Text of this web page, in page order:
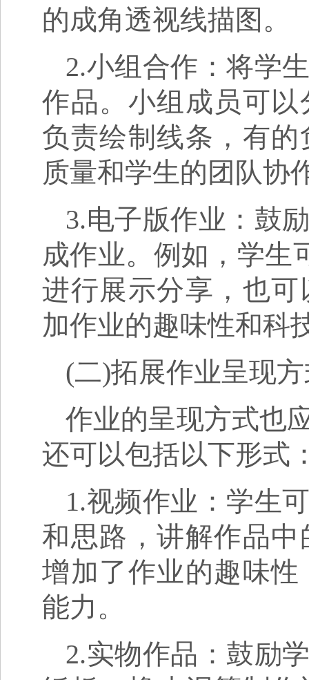
的成角透视线描图。
2.小组合作：将学
作品。小组成员可
负责绘制线条，有
质量和学生的团队协
3.电子版作业：鼓
成作业。例如，学生
进行展示分享，也
加作业的趣味性和科
(二)拓展作业呈现
作业的呈现方式也
还可以包括以下形式
1.视频作业：学生
和思路，讲解作品
增加了作业的趣味
能力。
2.实物作品：鼓励